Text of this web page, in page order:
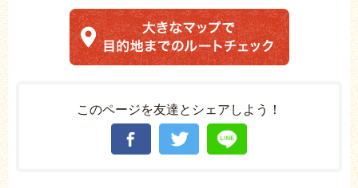
このページを友達とシェアしよう！